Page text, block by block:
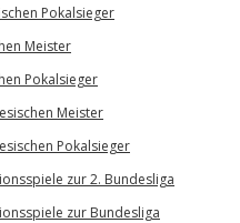
Pokalsieger
Meister
Pokalsieger
Meister
Pokalsieger
zur 2. Bundesliga
zur Bundesliga